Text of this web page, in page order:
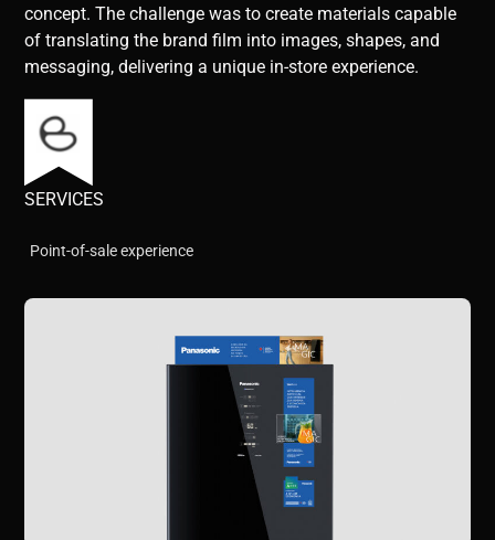
concept. The challenge was to create materials capable
of translating the brand film into images, shapes, and
messaging, delivering a unique in-store experience.
SERVICES
Point-of-sale experience